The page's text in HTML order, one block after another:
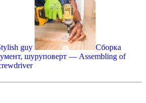
guy
Сборка
шуруповерт — Assembling of